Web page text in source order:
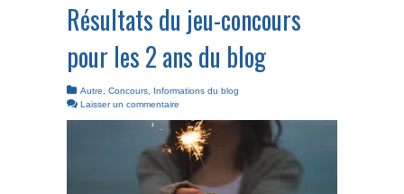
Résultats du jeu-concours
pour les 2 ans du blog
Autre Concours
Informations du blog
Laisser un commentaire